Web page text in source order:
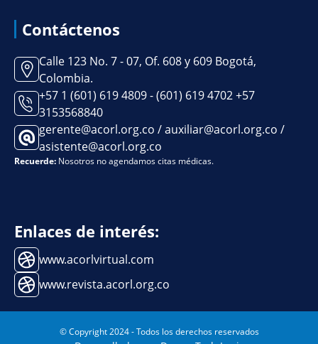
Contáctenos
Calle 123 No. 7 - 07, Of. 608 y 609 Bogotá,
Colombia.
+57 1 (601) 619 4809 - (601) 619 4702 +57
3153568840
gerente@acorl.org.co / auxiliar@acorl.org.co /
asistente@acorl.org.co
Recuerde: Nosotros no agendamos citas médicas.
Enlaces de interés:
www.acorlvirtual.com
www.revista.acorl.org.co
© Copyright 2024 - Todos los derechos reservados